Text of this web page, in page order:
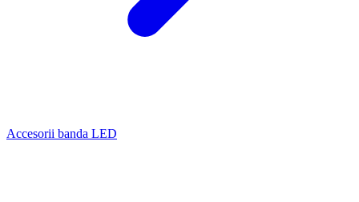
Accesorii banda LED